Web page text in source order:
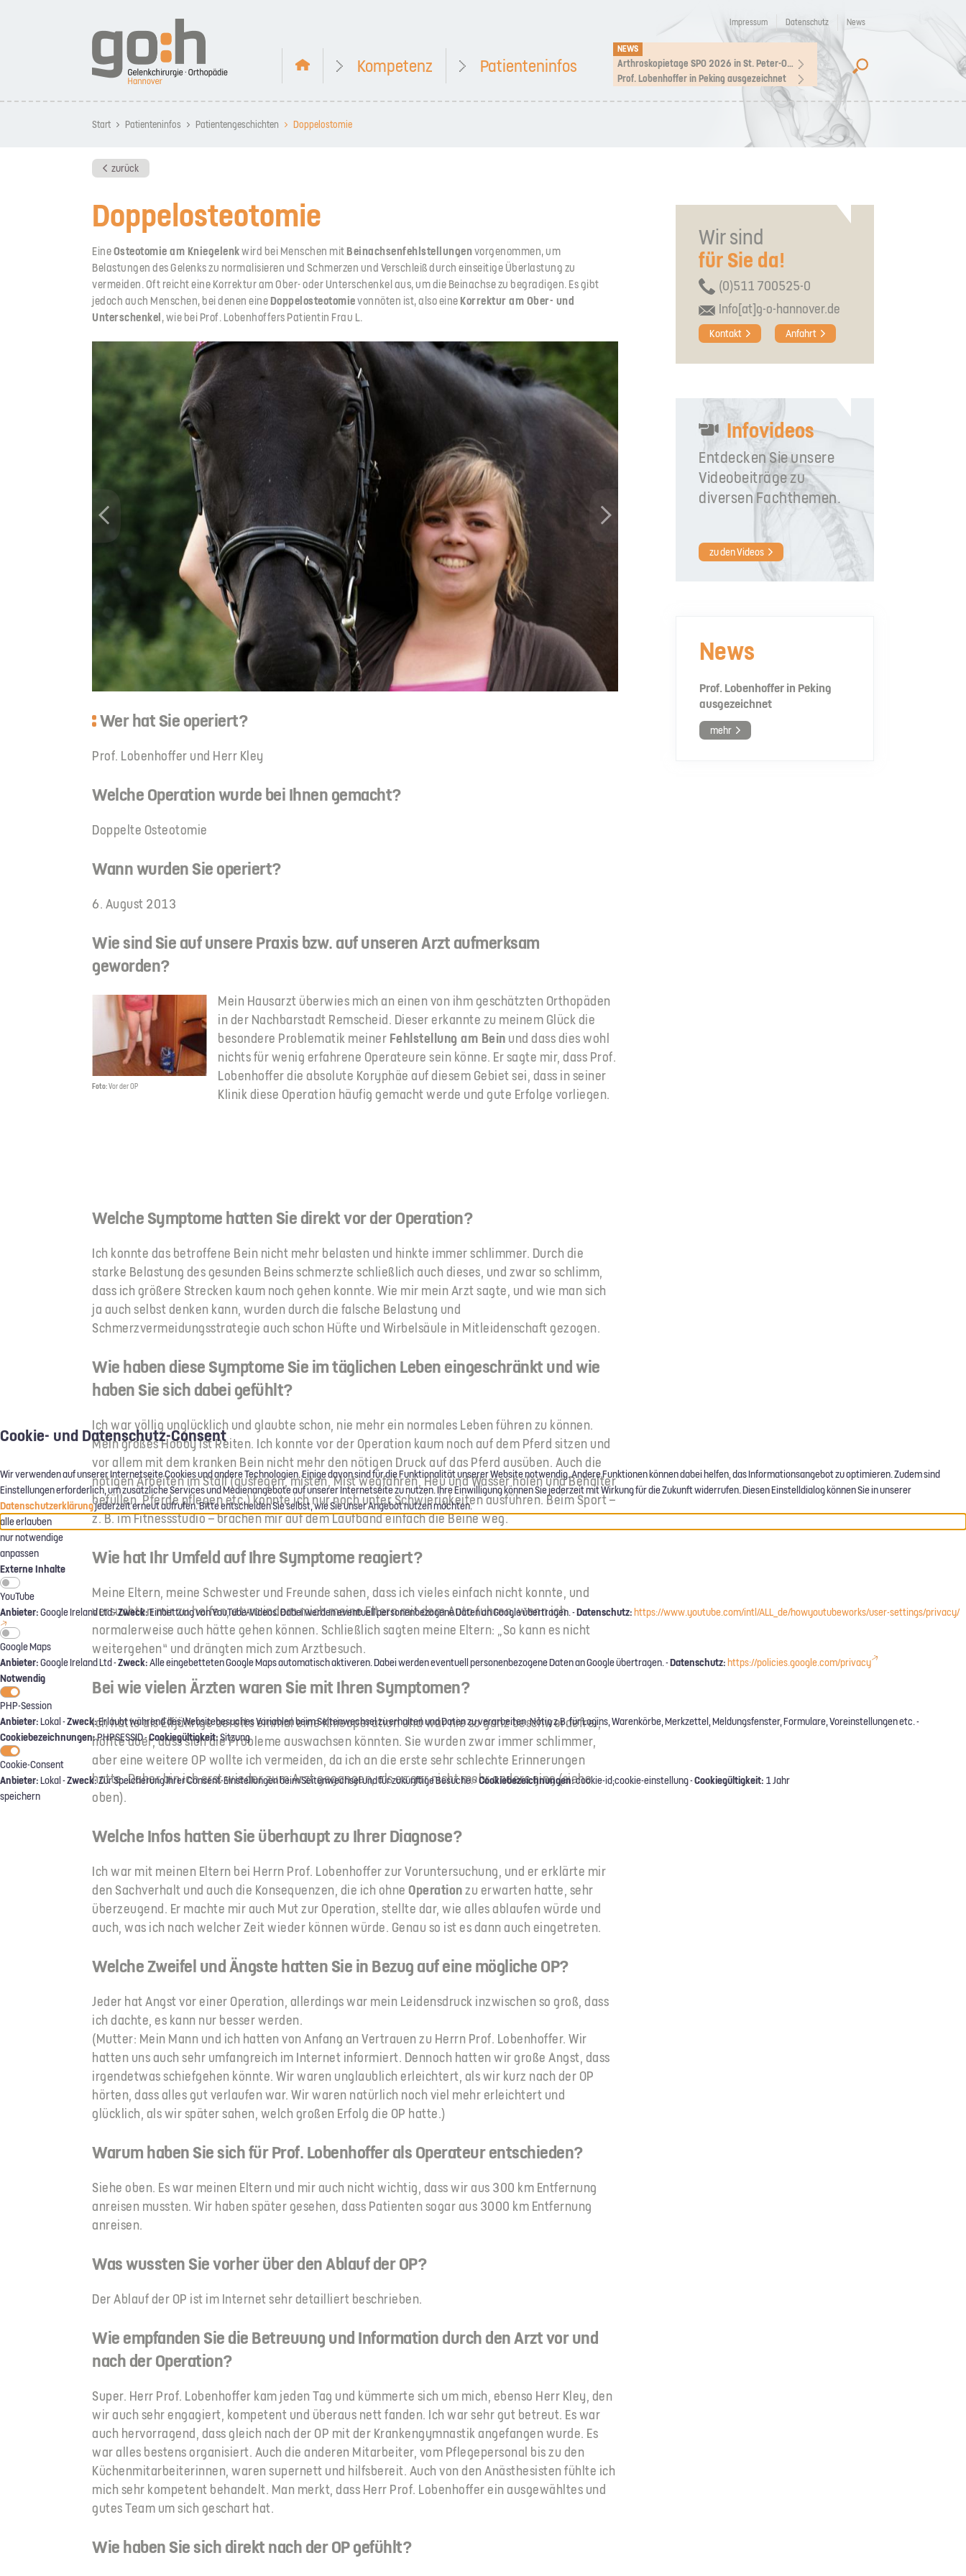
Impressum Datenschutz News
Kompetenz Patienteninfos
NEWS
Arthroskopietage SPO 2026 in St. Peter-Ording
Prof. Lobenhoffer in Peking ausgezeichnet
Start Patienteninfos Patientengeschichten Doppelostomie
zurück
Doppelosteotomie
EineOsteotomie am Kniegelenkwird bei Menschen mit Beinachsenfehlstellungenvorgenommen, um
Belastungen des Gelenks zu normalisieren und Schmerzen und Verschleiß durch einseitige Überlastung zu
vermeiden. Oft reicht eine Korrektur am Ober- oder Unterschenkel aus, um die Beinachse zu begradigen. Es gibt
jedoch auch Menschen, bei denen eine Doppelosteotomievonnöten ist, also eine Korrektur am Ober- und
Unterschenkel , wie bei Prof. Lobenhoffers Patientin Frau L.
Wer hat Sie operiert?
Prof. Lobenhoffer und Herr Kley
Welche Operation wurde bei Ihnen gemacht?
Doppelte Osteotomie
Wann wurden Sie operiert?
6. August 2013
Wie sind Sie auf unsere Praxis bzw. auf unseren Arzt aufmerksam
geworden?
Foto:Vor der OP
Mein Hausarzt überwies mich an einen von ihm geschätzten Orthopäden
in der Nachbarstadt Remscheid. Dieser erkannte zu meinem Glück die
besondere Problematik meiner Fehlstellung am Bein und dass dies wohl
nichts für wenig erfahrene Operateure sein könne. Er sagte mir, dass Prof.
Lobenhoffer die absolute Koryphäe auf diesem Gebiet sei, dass in seiner
Klinik diese Operation häufig gemacht werde und gute Erfolge vorliegen.
Welche Symptome hatten Sie direkt vor der Operation?
Ich konnte das betroffene Bein nicht mehr belasten und hinkte immer schlimmer. Durch die
starke Belastung des gesunden Beins schmerzte schließlich auch dieses, und zwar so schlimm,
dass ich größere Strecken kaum noch gehen konnte. Wie mir mein Arzt sagte, und wie man sich
ja auch selbst denken kann, wurden durch die falsche Belastung und
Schmerzvermeidungsstrategie auch schon Hüfte und Wirbelsäule in Mitleidenschaft gezogen.
Wie haben diese Symptome Sie im täglichen Leben eingeschränkt und wie
haben Sie sich dabei gefühlt?
Ich war völlig unglücklich und glaubte schon, nie mehr ein normales Leben führen zu können.
Mein großes Hobby ist Reiten. Ich konnte vor der Operation kaum noch auf dem Pferd sitzen und
vor allem mit dem kranken Bein nicht mehr den nötigen Druck auf das Pferd ausüben. Auch die
nötigen Arbeiten im Stall (ausfegen, misten, Mist wegfahren, Heu und Wasser holen und Behälter
befüllen, Pferde pflegen etc.) konnte ich nur noch unter Schwierigkeiten ausführen. Beim Sport –
z. B. im Fitnessstudio – brachen mir auf dem Laufband einfach die Beine weg.
Wie hat Ihr Umfeld auf Ihre Symptome reagiert?
Meine Eltern, meine Schwester und Freunde sahen, dass ich vieles einfach nicht konnte, und
versuchten mir zu helfen, etwa indem mich meine Eltern mit dem Auto fuhren, wenn ich
normalerweise auch hätte gehen können. Schließlich sagten meine Eltern: „So kann es nicht
weitergehen“ und drängten mich zum Arztbesuch.
Bei wie vielen Ärzten waren Sie mit Ihren Symptomen?
Ich hatte als Elfjährige bereits einmal eine Knieoperation und war nie so ganz beschwerdefrei,
hoffte aber, dass sich die Probleme auswachsen könnten. Sie wurden zwar immer schlimmer,
aber eine weitere OP wollte ich vermeiden, da ich an die erste sehr schlechte Erinnerungen
hatte. Daher bin ich erst wieder zum Arzt gegangen, als es gar nicht mehr anders ging (siehe
oben).
Welche Infos hatten Sie überhaupt zu Ihrer Diagnose?
Ich war mit meinen Eltern bei Herrn Prof. Lobenhoffer zur Voruntersuchung, und er erklärte mir
den Sachverhalt und auch die Konsequenzen, die ich ohne Operationzu erwarten hatte, sehr
überzeugend. Er machte mir auch Mut zur Operation, stellte dar, wie alles ablaufen würde und
auch, was ich nach welcher Zeit wieder können würde. Genau so ist es dann auch eingetreten.
Welche Zweifel und Ängste hatten Sie in Bezug auf eine mögliche OP?
Jeder hat Angst vor einer Operation, allerdings war mein Leidensdruck inzwischen so groß, dass
ich dachte, es kann nur besser werden.
(Mutter: Mein Mann und ich hatten von Anfang an Vertrauen zu Herrn Prof. Lobenhoffer. Wir
hatten uns auch sehr umfangreich im Internet informiert. Dennoch hatten wir große Angst, dass
irgendetwas schiefgehen könnte. Wir waren unglaublich erleichtert, als wir kurz nach der OP
hörten, dass alles gut verlaufen war. Wir waren natürlich noch viel mehr erleichtert und
glücklich, als wir später sahen, welch großen Erfolg die OP hatte.)
Warum haben Sie sich für Prof. Lobenhoffer als Operateur entschieden?
Siehe oben. Es war meinen Eltern und mir auch nicht wichtig, dass wir aus 300 km Entfernung
anreisen mussten. Wir haben später gesehen, dass Patienten sogar aus 3000 km Entfernung
anreisen.
Was wussten Sie vorher über den Ablauf der OP?
Der Ablauf der OP ist im Internet sehr detailliert beschrieben.
Wie empfanden Sie die Betreuung und Information durch den Arzt vor und
nach der Operation?
Super. Herr Prof. Lobenhoffer kam jeden Tag und kümmerte sich um mich, ebenso Herr Kley, den
wir auch sehr engagiert, kompetent und überaus nett fanden. Ich war sehr gut betreut. Es war
auch hervorragend, dass gleich nach der OP mit der Krankengymnastik angefangen wurde. Es
war alles bestens organisiert. Auch die anderen Mitarbeiter, vom Pflegepersonal bis zu den
Küchenmitarbeiterinnen, waren supernett und hilfsbereit. Auch von den Anästhesisten fühlte ich
mich sehr kompetent behandelt. Man merkt, dass Herr Prof. Lobenhoffer ein ausgewähltes und
gutes Team um sich geschart hat.
Wie haben Sie sich direkt nach der OP gefühlt?
Wir sind
für Sie da!
(0)511 700525-0
Info[at]g-o-hannover.de
Kontakt Anfahrt
Infovideos
Entdecken Sie unsere
Videobeiträge zu
diversen Fachthemen.
zu den Videos
News
Prof. Lobenhoffer in Peking
ausgezeichnet
mehr
Cookie- und Datenschutz-Consent
Wir verwenden auf unserer Internetseite Cookies und andere Technologien. Einige davon sind für die Funktionalität unserer Website notwendig. Andere Funktionen können dabei helfen, das Informationsangebot zu optimieren. Zudem sind
Einstellungen erforderlich, um zusätzliche Services und Medienangebote auf unserer Internetseite zu nutzen. Ihre Einwilligung können Sie jederzeit mit Wirkung für die Zukunft widerrufen. Diesen Einstelldialog können Sie in unserer
Datenschutzerklärungjederzeit erneut aufrufen. Bitte entscheiden Sie selbst, wie Sie unser Angebot nutzen möchten.
alle erlauben
nur notwendige
anpassen
Externe Inhalte
YouTube
Anbieter:Google Ireland Ltd -Zweck:Einbettung von YouTube-Videos. Dabei werden eventuell personenbezogene Daten an Google übertragen. -Datenschutz: https://www.youtube.com/intl/ALL_de/howyoutubeworks/user-settings/privacy/
Google Maps
Anbieter:Google Ireland Ltd -Zweck:Alle eingebetteten Google Maps automatisch aktiveren. Dabei werden eventuell personenbezogene Daten an Google übertragen. -Datenschutz: https://policies.google.com/privacy
Notwendig
PHP-Session
Anbieter:Lokal -Zweck:Erlaubt während des Websitebesuches Variablen beim Seitenwechsel zu erhalten und Daten zu verarbeiten. Nötig z.B. für Logins, Warenkörbe, Merkzettel, Meldungsfenster, Formulare, Voreinstellungen etc. -
Cookiebezeichnungen:PHPSESSID -Cookiegültigkeit:Sitzung
Cookie-Consent
Anbieter:Lokal -Zweck:Zur Speicherung Ihrer Consent-Einstellungen beim Seitenwechsel und für zukünftige Besuche. -Cookiebezeichnungen:cookie-id;cookie-einstellung -Cookiegültigkeit: 1 Jahr
speichern